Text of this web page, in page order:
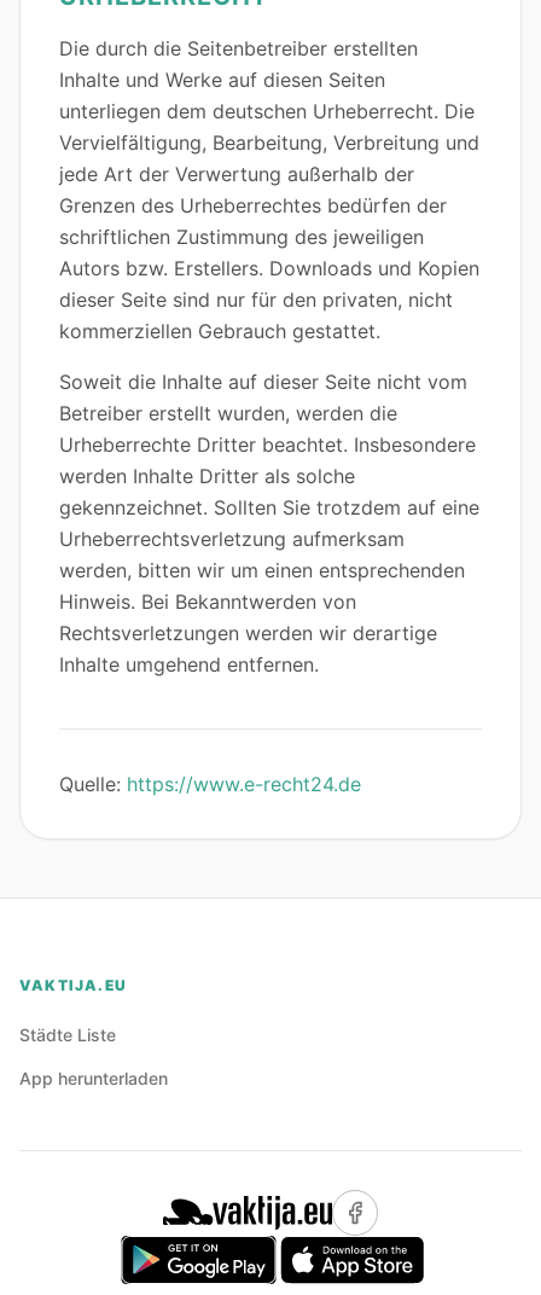
Die durch die Seitenbetreiber erstellten
Inhalte und Werke auf diesen Seiten
unterliegen dem deutschen Urheberrecht. Die
Vervielfältigung, Bearbeitung, Verbreitung und
jede Art der Verwertung außerhalb der
Grenzen des Urheberrechtes bedürfen der
schriftlichen Zustimmung des jeweiligen
Autors bzw. Erstellers. Downloads und Kopien
dieser Seite sind nur für den privaten, nicht
kommerziellen Gebrauch gestattet.
Soweit die Inhalte auf dieser Seite nicht vom
Betreiber erstellt wurden, werden die
Urheberrechte Dritter beachtet. Insbesondere
werden Inhalte Dritter als solche
gekennzeichnet. Sollten Sie trotzdem auf eine
Urheberrechtsverletzung aufmerksam
werden, bitten wir um einen entsprechenden
Hinweis. Bei Bekanntwerden von
Rechtsverletzungen werden wir derartige
Inhalte umgehend entfernen.
Quelle: https://www.e-recht24.de
VAKTIJA.EU
Städte Liste
App herunterladen